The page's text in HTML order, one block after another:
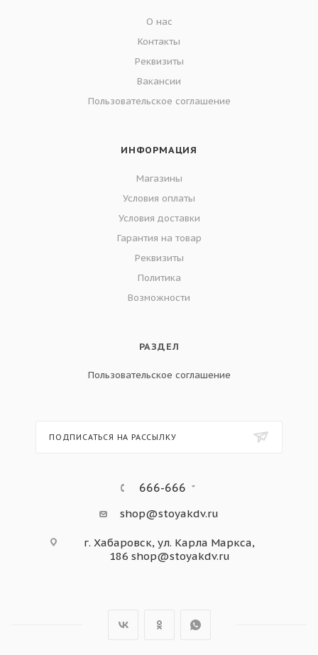
О нас
Контакты
Реквизиты
Вакансии
Пользовательское соглашение
ИНФОРМАЦИЯ
Магазины
Условия оплаты
Условия доставки
Гарантия на товар
Реквизиты
Политика
Возможности
РАЗДЕЛ
Пользовательское соглашение
ПОДПИСАТЬСЯ НА РАССЫЛКУ
666-666
shop@stoyakdv.ru
г. Хабаровск, ул. Карла Маркса,
186 shop@stoyakdv.ru